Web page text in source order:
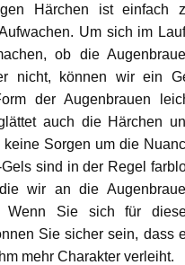
Härchen ist einfach
Um sich im
ob die
nicht, können wir ein
der Augenbrauen
auch die Härchen
Sorgen um die
sind in der Regel
wir an die
Wenn Sie sich für
Sie sicher sein, dass
mehr Charakter verleiht.